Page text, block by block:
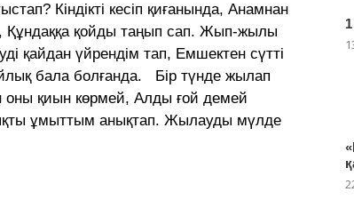
Кіндікті кесіп қиғанында, Анамнан
Құндаққа қойды таңып сап. Жып-жылы
қайдан үйрендім тап, Емшектен сүтті
бала болғанда. Бір түнде жылап
қиын көрмей, Алды ғой демей
ұмыттым анықтап. Жылауды мүлде